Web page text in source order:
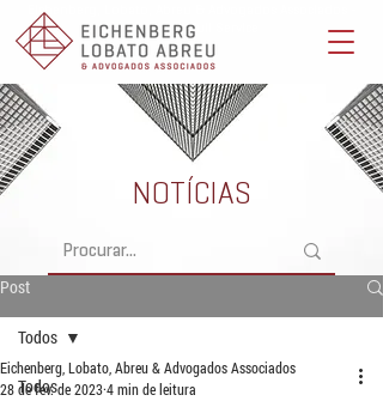
Eichenberg, Lobato, Abreu & Advogados Associados -
Advocacia Full Service
Post
Todos
Todos
Eichenberg, Lobato, Abreu & Advogados Associados
28 de fev. de 20234 min de leitura
NOTÍCIAS